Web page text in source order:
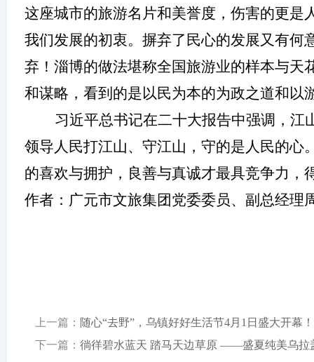
这座城市的旅游名片和美誉度，伤害的更是
我们发展的初衷。摒弃了民心的发展又有何
弃！淄博的做法堪称全国旅游业的样本与天
和谋略，看到的是以民为本的为政之道和以
习近平总书记在二十大报告中强调，
领导人民打江山、守江山，守的是人民的心
的喜欢与拥护，良善与真诚才最具竞争力，
作者： 广元市文旅集团党委委员、副总经理
上一篇： 随心“去野”，乌镇好好生活节4月1日盛大开幕！
下一篇： 徜徉碧水蓝天 踏马天边草原 ——盛夏纯美乌拉